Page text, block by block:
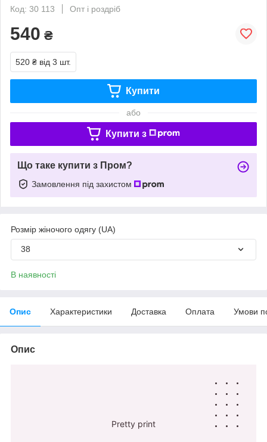
Код: 30 113
Опт і роздріб
540 ₴
520 ₴ від 3 шт.
Купити
або
Купити з
Що таке купити з Пром?
Замовлення під захистом
Розмір жіночого одягу (UA)
38
В наявності
Опис Характеристики Доставка Оплата Умови
Опис
Pretty print